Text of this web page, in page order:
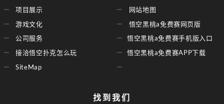
项目展示
游戏文化
公司服务
接洽悟空扑克怎么玩
SiteMap
网站地图
悟空黑桃a免费赛网页版
悟空黑桃a免费赛手机版入口
悟空黑桃a免费赛APP下载
找到我们